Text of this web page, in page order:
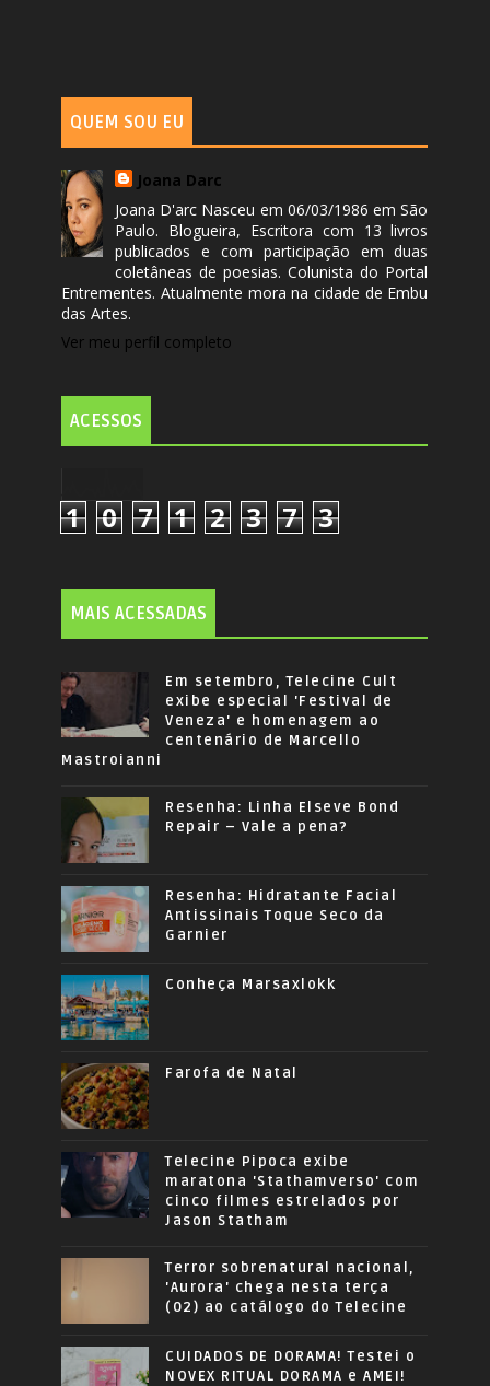
QUEM SOU EU
Joana Darc
Joana D'arc Nasceu em 06/03/1986 em São
Paulo. Blogueira, Escritora com 13 livros
publicados e com participação em duas
coletâneas de poesias. Colunista do Portal
Entrementes. Atualmente mora na cidade de Embu
das Artes.
Ver meu perfil completo
ACESSOS
1 0 7 1 2 3 7 3
MAIS ACESSADAS
Em setembro, Telecine Cult
exibe especial 'Festival de
Veneza' e homenagem ao
centenário de Marcello
Mastroianni
Resenha: Linha Elseve Bond
Repair – Vale a pena?
Resenha: Hidratante Facial
Antissinais Toque Seco da
Garnier
Conheça Marsaxlokk
Farofa de Natal
Telecine Pipoca exibe
maratona 'Stathamverso' com
cinco filmes estrelados por
Jason Statham
Terror sobrenatural nacional,
'Aurora' chega nesta terça
(02) ao catálogo do Telecine
CUIDADOS DE DORAMA! Testei o
NOVEX RITUAL DORAMA e AMEI!